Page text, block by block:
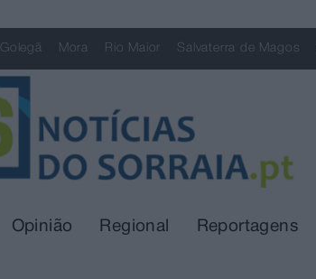
Golegã Mora Rio Maior Salvaterra de Magos
Opinião Regional Reportagens